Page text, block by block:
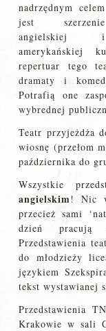
nadrzędnym celem
jest szerzenie
angielskiej i
amerykańskiej
repertuar tego
dramaty i
Potrafią one
wybrednej
Teatr przyjeżdża
wiosnę (przełom
października do
Wszystkie
angielskim! Nic
przecież sami
dzień pracują
Przedstawienia
do młodzieży
językiem
tekst wystawianej
Przedstawienia
Krakowie w sali